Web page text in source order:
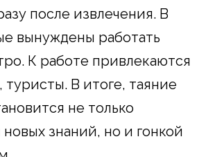
после извлечения. В
вынуждены работать
К работе привлекаются
туристы. В итоге, таяние
не только
знаний, но и гонкой